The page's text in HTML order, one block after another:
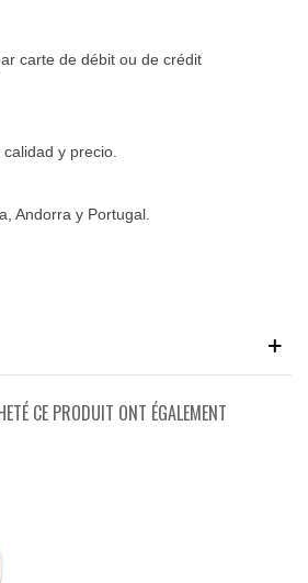
carte de débit ou de crédit
y precio.
Andorra y Portugal.
CE PRODUIT ONT ÉGALEMENT